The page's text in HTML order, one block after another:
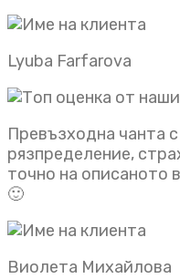
Lyuba Farfarova
Превъзходна чанта
рязпределение,
точно на описаното
🙂
Виолета Михайлова